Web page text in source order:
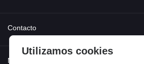
Quienes somos
Contacto
Mi cuenta
Utilizamos cookies